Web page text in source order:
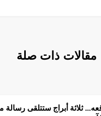
مقالات ذات صلة
ثلاثة أبراج ستتلقى رسالة